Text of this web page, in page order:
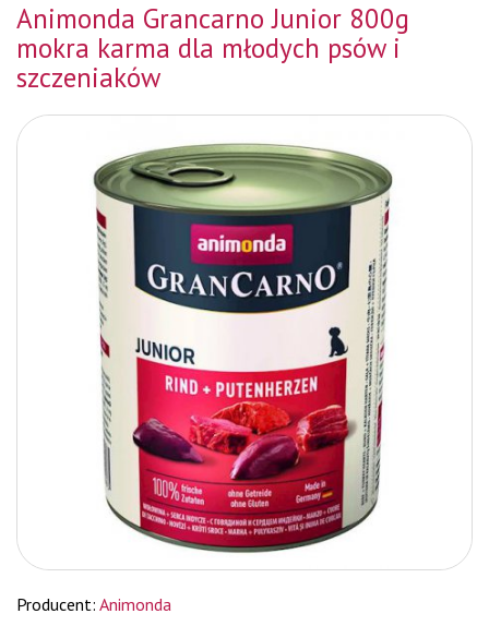
Animonda Grancarno Junior 800g
mokra karma dla młodych psów i
szczeniaków
Producent: Animonda